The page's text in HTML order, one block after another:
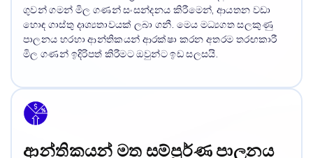
ගුවන් ගමන් මිල ගණන් සංසන්දනය කිරීමෙන්, ආයතන වඩා
හොඳ ගාස්තු දෘශ්‍යතාවයක් ලබා ගනී. මෙය මධ්‍යගත සලකුණු
පාලනය හරහා ආන්තිකයන් ආරක්ෂා කරන අතරම තරඟකාරී
මිල ගණන් ඉදිරිපත් කිරීමට ඔවුන්ට ඉඩ සලසයි.
ආන්තිකයන් මත සම්පූර්ණ පාලනය